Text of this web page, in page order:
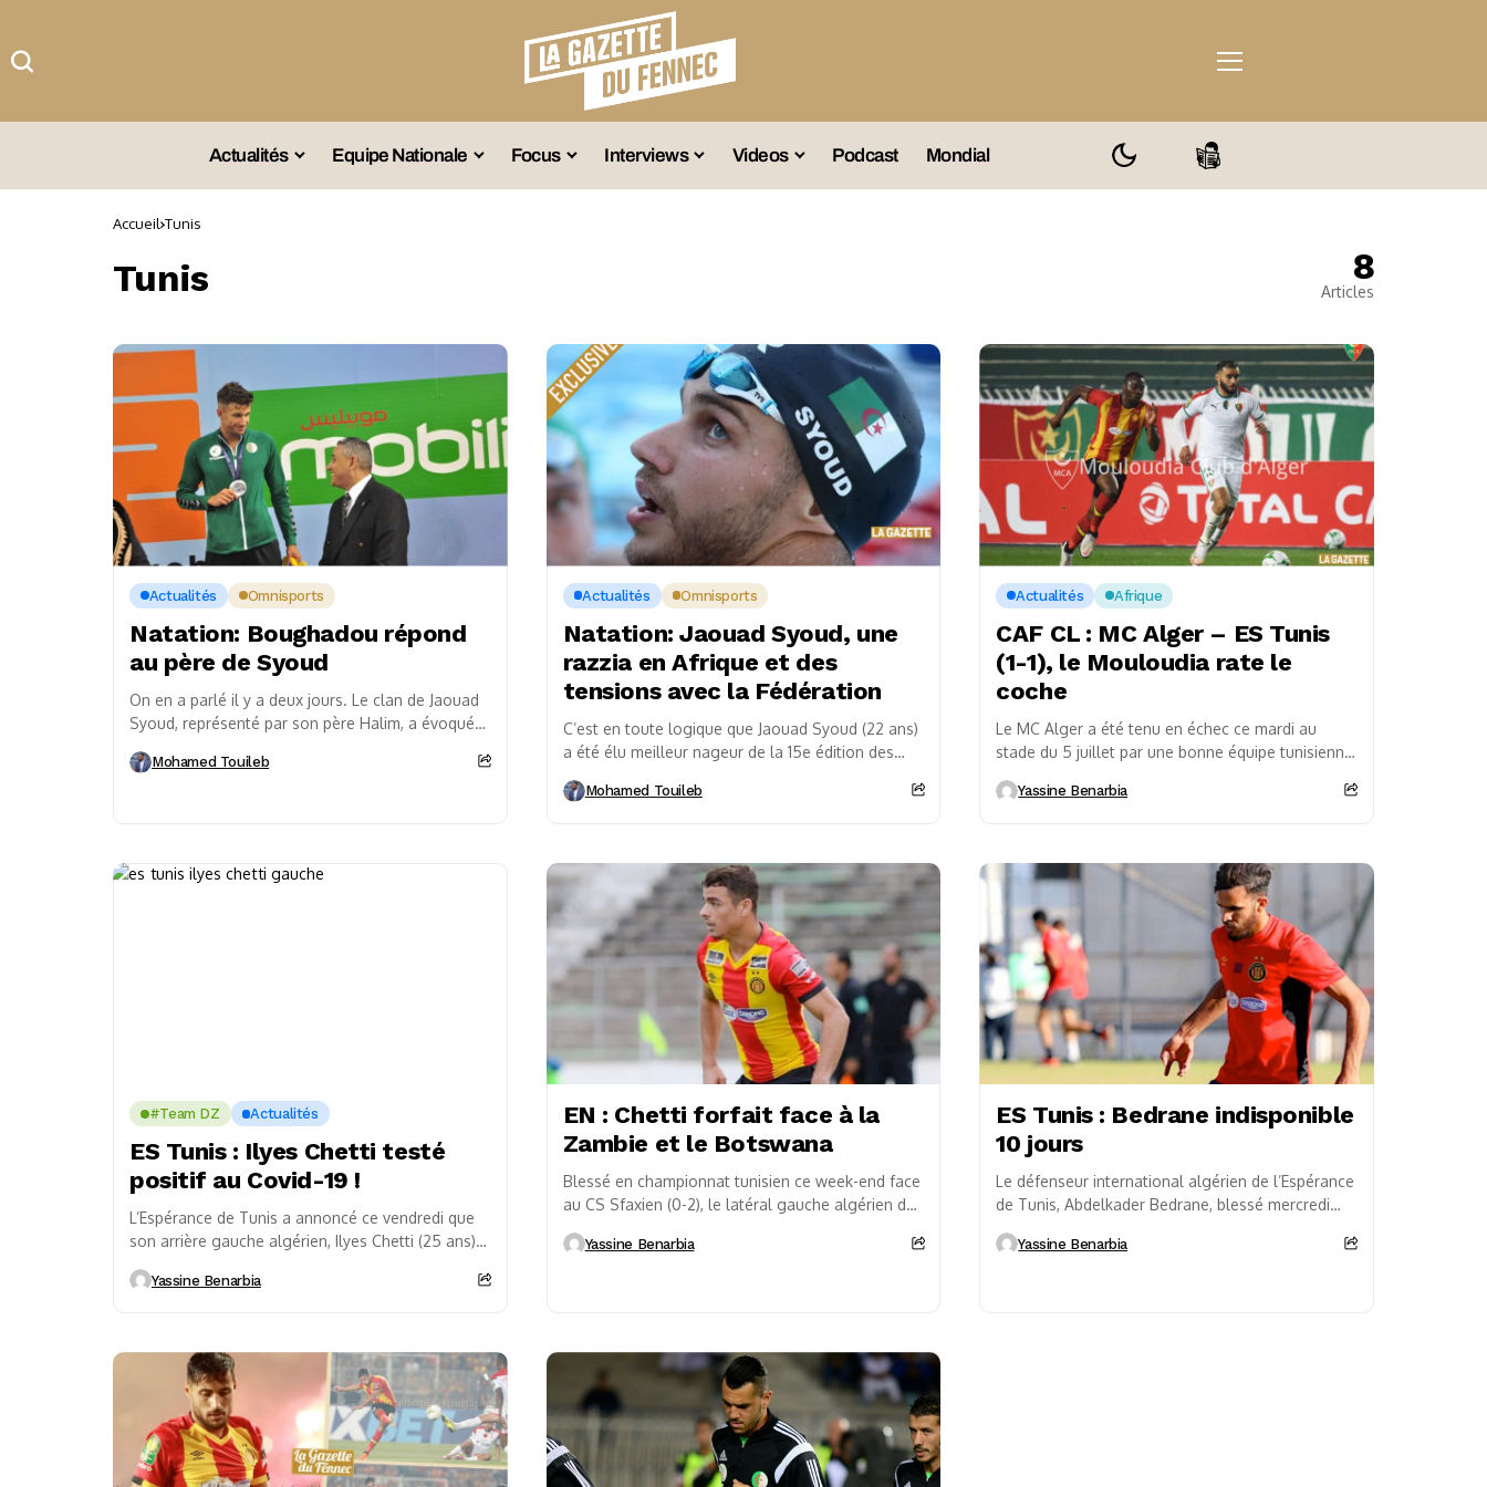
Actualités
Omnisports
Agenda
Equipe Nationale
Sélections Diverses
Focus
Vintage
Interviews
Vu Ailleurs
Videos
Foot Algérien
En Vrac
Podcast Mondial
Accueil Tunis
Tunis 8
Articles
Actualités Omnisports
Natation: Boughadou répond
au père de Syoud
On en a parlé il y a deux jours. Le clan de Jaouad
Syoud, représenté par son père Halim, a évoqué
Mohamed Touileb
Actualités Omnisports
Natation: Jaouad Syoud, une
razzia en Afrique et des
tensions avec la Fédération
C’est en toute logique que Jaouad Syoud (22 ans)
a été élu meilleur nageur de la 15e édition des
Mohamed Touileb
Actualités Afrique
CAF CL : MC Alger – ES Tunis
(1-1), le Mouloudia rate le
coche
Le MC Alger a été tenu en échec ce mardi au
stade du 5 juillet par une bonne équipe tunisienne
Yassine Benarbia
#Team DZ Actualités
ES Tunis : Ilyes Chetti testé
positif au Covid-19 !
L’Espérance de Tunis a annoncé ce vendredi que
son arrière gauche algérien, Ilyes Chetti (25 ans) a
Yassine Benarbia
EN : Chetti forfait face à la
Zambie et le Botswana
Blessé en championnat tunisien ce week-end face
au CS Sfaxien (0-2), le latéral gauche algérien de
Yassine Benarbia
ES Tunis : Bedrane indisponible
10 jours
Le défenseur international algérien de l’Espérance
de Tunis, Abdelkader Bedrane, blessé mercredi
16es...Yassine Benarbia